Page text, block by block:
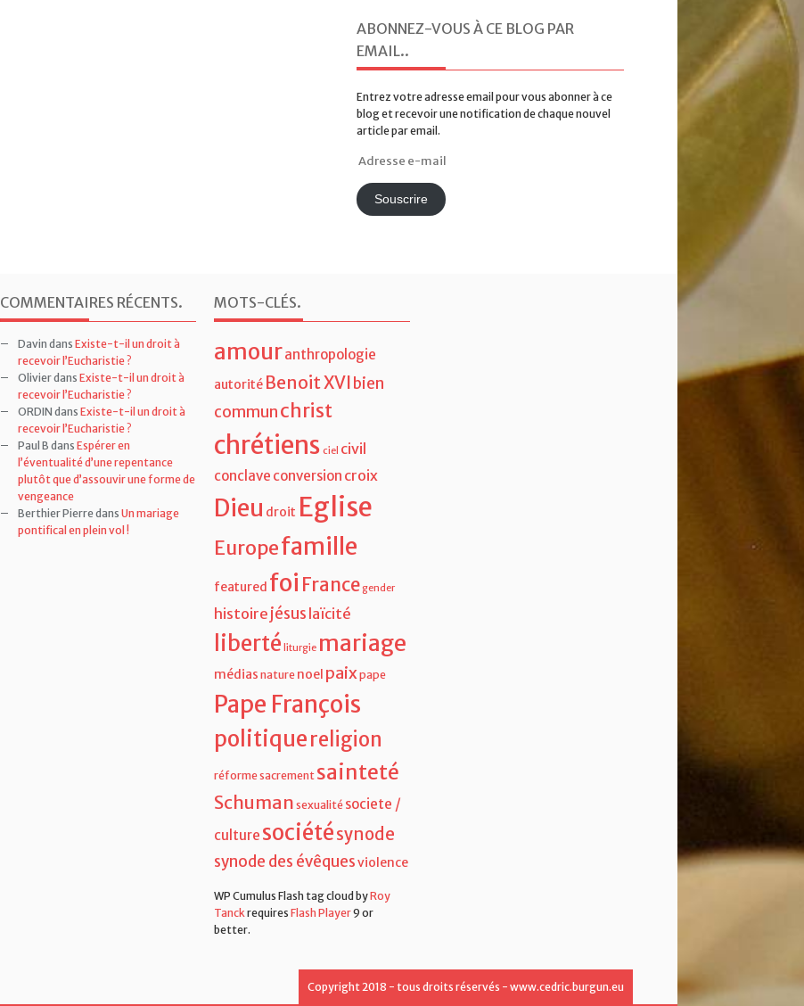
ABONNEZ-VOUS À CE BLOG PAR
EMAIL..
Entrez votre adresse email pour vous abonner à ce
blog et recevoir une notification de chaque nouvel
article par email.
Adresse
mailSouscrire
COMMENTAIRES RÉCENTS.
Davin dans Existe-t-il un droit à
recevoir l’Eucharistie ?
Olivierdans Existe-t-il un droit à
recevoir l’Eucharistie ?
ORDIN dans Existe-t-il un droit à
recevoir l’Eucharistie ?
Paul B dans Espérer en
l’éventualité d’une repentance
plutôt que d’assouvir une forme de
vengeance
Berthier Pierredans Un mariage
pontifical en plein vol !
MOTS-CLÉS.
amouranthropologie
autorité Benoit XVIbien
communchrist
chrétiens ciel civil
conclave conversion croix
Dieu droit Eglise
Europefamille
featured foi Francegender
histoire jésus laïcité
liberté liturgie mariage
médias nature noel paixpape
Pape François
politiquereligion
réformesacrement sainteté
Schuman sexualité societe /
culture sociétésynode
synode des évêquesviolence
WP Cumulus Flash tag cloud byRoy
Tanck requires Flash Player9 or
better.
Copyright 2018 - tous droits réservés - www.cedric.burgun.eu